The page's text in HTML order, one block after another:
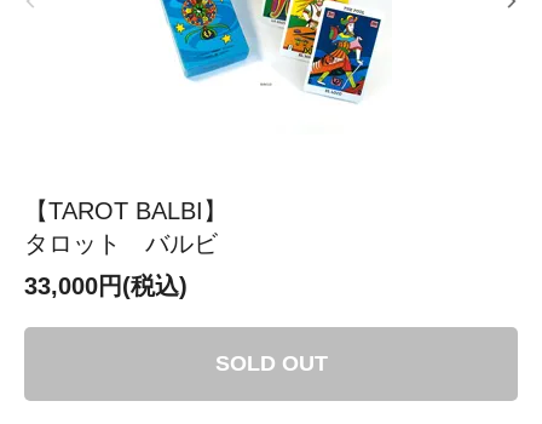
【TAROT BALBI】
タロット バルビ
33,000円(税込)
SOLD OUT